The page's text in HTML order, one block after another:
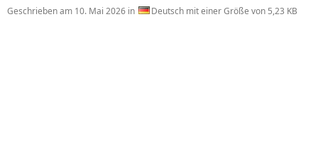
Geschrieben am 10. Mai 2026 in Deutsch mit einer Größe von 5,23 KB